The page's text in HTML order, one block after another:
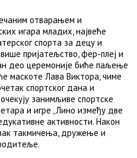
отварањем и
игара младих, највеће
спорта за децу и
пријатељство, фер-плеј и
део церемоније биће паљење
маскоте Лава Виктора, чиме
спортског дана и
занимљиве спортске
и игре „Лино између две
активности. Након
такмичења, дружење и